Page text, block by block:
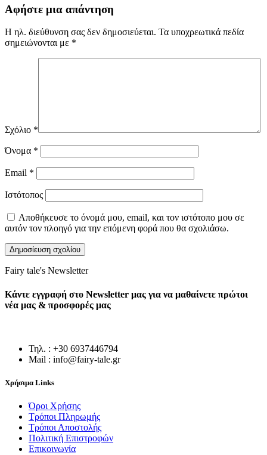
Αφήστε μια απάντηση
Η ηλ. διεύθυνση σας δεν δημοσιεύεται. Τα υποχρεωτικά πεδία
σημειώνονται με *
Σχόλιο *
Όνομα *
Email *
Ιστότοπος
Αποθήκευσε το όνομά μου, email, και τον ιστότοπο μου σε
αυτόν τον πλοηγό για την επόμενη φορά που θα σχολιάσω.
Fairy tale's Newsletter
Κάντε εγγραφή στο Newsletter μας για να μαθαίνετε πρώτοι
νέα μας & προσφορές μας
Τηλ. : +30 6937446794
Mail : info@fairy-tale.gr
Χρήσιμα Links
Όροι Χρήσης
Τρόποι Πληρωμής
Τρόποι Αποστολής
Πολιτική Επιστροφών
Επικοινωνία